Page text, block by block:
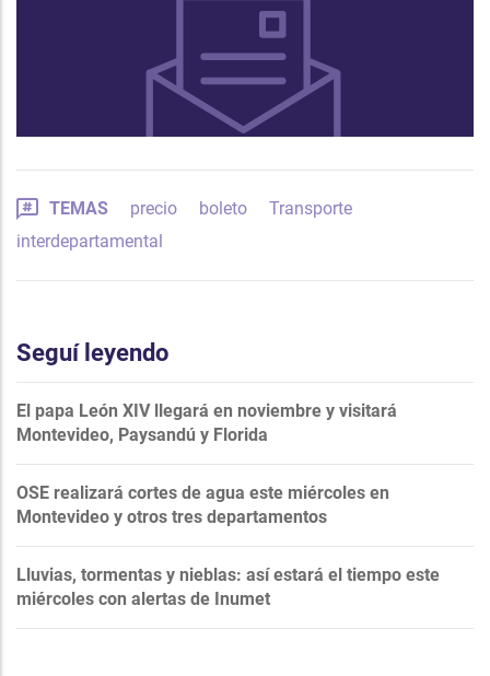
TEMAS precio boleto
Transporte
interdepartamental
Seguí leyendo
El papa León XIV llegará en noviembre y visitará
Montevideo, Paysandú y Florida
OSE realizará cortes de agua este miércoles en
Montevideo y otros tres departamentos
Lluvias, tormentas y nieblas: así estará el tiempo este
miércoles con alertas de Inumet